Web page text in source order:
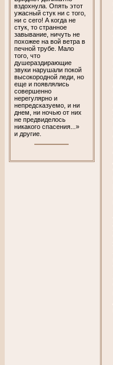
вздохнула. Опять этот
ужасный стук ни с того,
ни с сего! А когда не
стук, то странное
завывание, ничуть не
похожее на вой ветра в
печной трубе. Мало
того, что
душераздирающие
звуки нарушали покой
высокородной леди, но
еще и появлялись
совершенно
нерегулярно и
непредсказуемо, и ни
днем, ни ночью от них
не предвиделось
никакого спасения...»
и другие.